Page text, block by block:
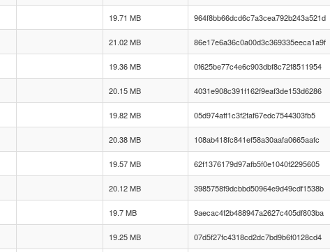
19.71 MB 964f8bb66dcd6c7a3cea792b243a521d
21.02 MB 86e17e6a36c0a00d3c369335eeca1a9f
19.36 MB 0f625be77c4e6c903dbf8c72f8511954
20.15 MB 4031e908c391f162f9eaf3de153d6286
19.82 MB 05d974aff1c3f2faf67edc7544303fb5
20.38 MB 108ab418fc841ef58a30aafa0665aafc
19.57 MB 62f1376179d97afb5f0e1040f2295605
20.12 MB 3985758f9dcbbd50964e9d49cdf1538b
19.7 MB 9aecac4f2b488947a2627c405df803ba
19.25 MB 07d5f27fc4318cd2dc7bd9b6f0128cd4